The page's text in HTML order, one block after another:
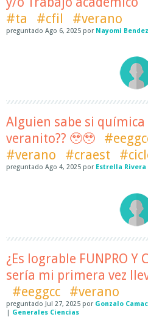
#ta
#cfil #verano
preguntado Ago 6, 2025 por Nayomi
Alguien sabe si
veranito?? 🥹🥹
#verano
#craest
preguntado Ago 4, 2025 por Estrella Rivera
¿Es lograble FUNPRO Y
sería mi primera vez
#eeggcc
#verano
preguntado Jul 27, 2025 por Gonzalo
| Generales Ciencias